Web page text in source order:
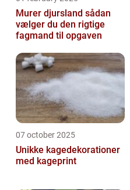
Murer djursland sådan
vælger du den rigtige
fagmand til opgaven
07 october 2025
Unikke kagedekorationer
med kageprint